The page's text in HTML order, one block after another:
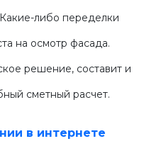
либо переделки
на осмотр фасада.
решение, составит и
сметный расчет.
в интернете